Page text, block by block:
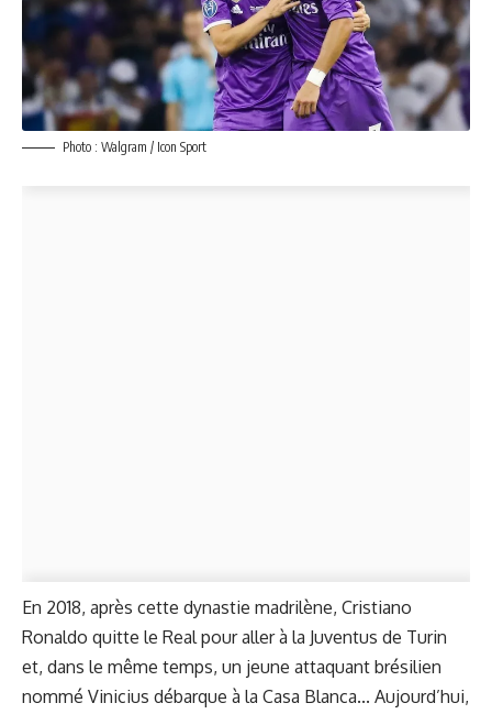
Photo : Walgram / Icon Sport
En 2018, après cette dynastie madrilène, Cristiano
Ronaldo quitte le Real pour aller à la Juventus de Turin
et, dans le même temps, un jeune attaquant brésilien
nommé Vinicius débarque à la Casa Blanca... Aujourd’hui,